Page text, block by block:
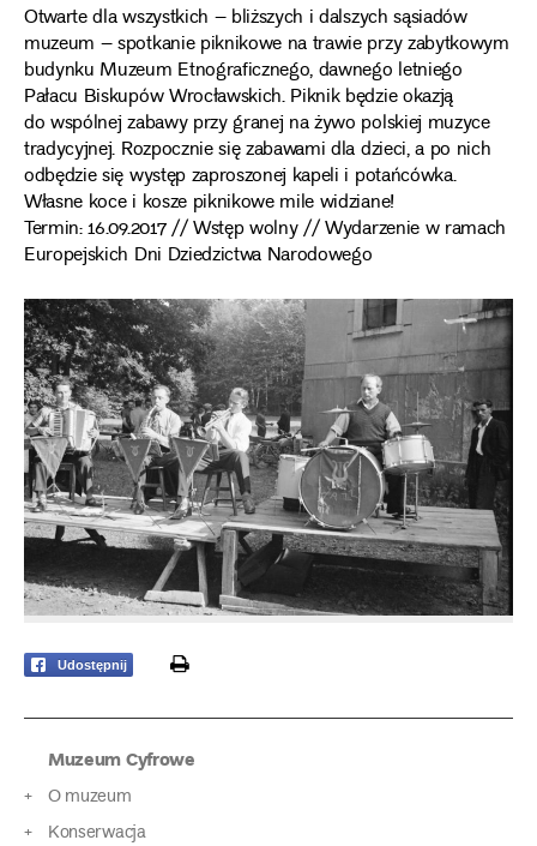
Otwarte dla wszystkich – bliższych i dalszych sąsiadów
muzeum – spotkanie piknikowe na trawie przy zabytkowym
budynku Muzeum Etnograficznego, dawnego letniego
Pałacu Biskupów Wrocławskich. Piknik będzie okazją
do wspólnej zabawy przy granej na żywo polskiej muzyce
tradycyjnej. Rozpocznie się zabawami dla dzieci, a po nich
odbędzie się występ zaproszonej kapeli i potańcówka.
Własne koce i kosze piknikowe mile widziane!
Termin: 16.09.2017 // Wstęp wolny // Wydarzenie w ramach
Europejskich Dni Dziedzictwa Narodowego
Udostępnij print
Muzeum Cyfrowe
O muzeum
Konserwacja